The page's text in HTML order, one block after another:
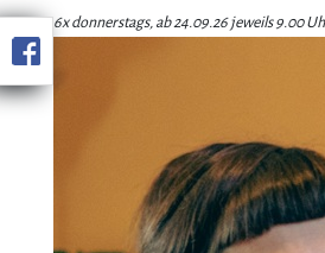
6x donnerstags, ab 24.09.26 jeweils 9.00